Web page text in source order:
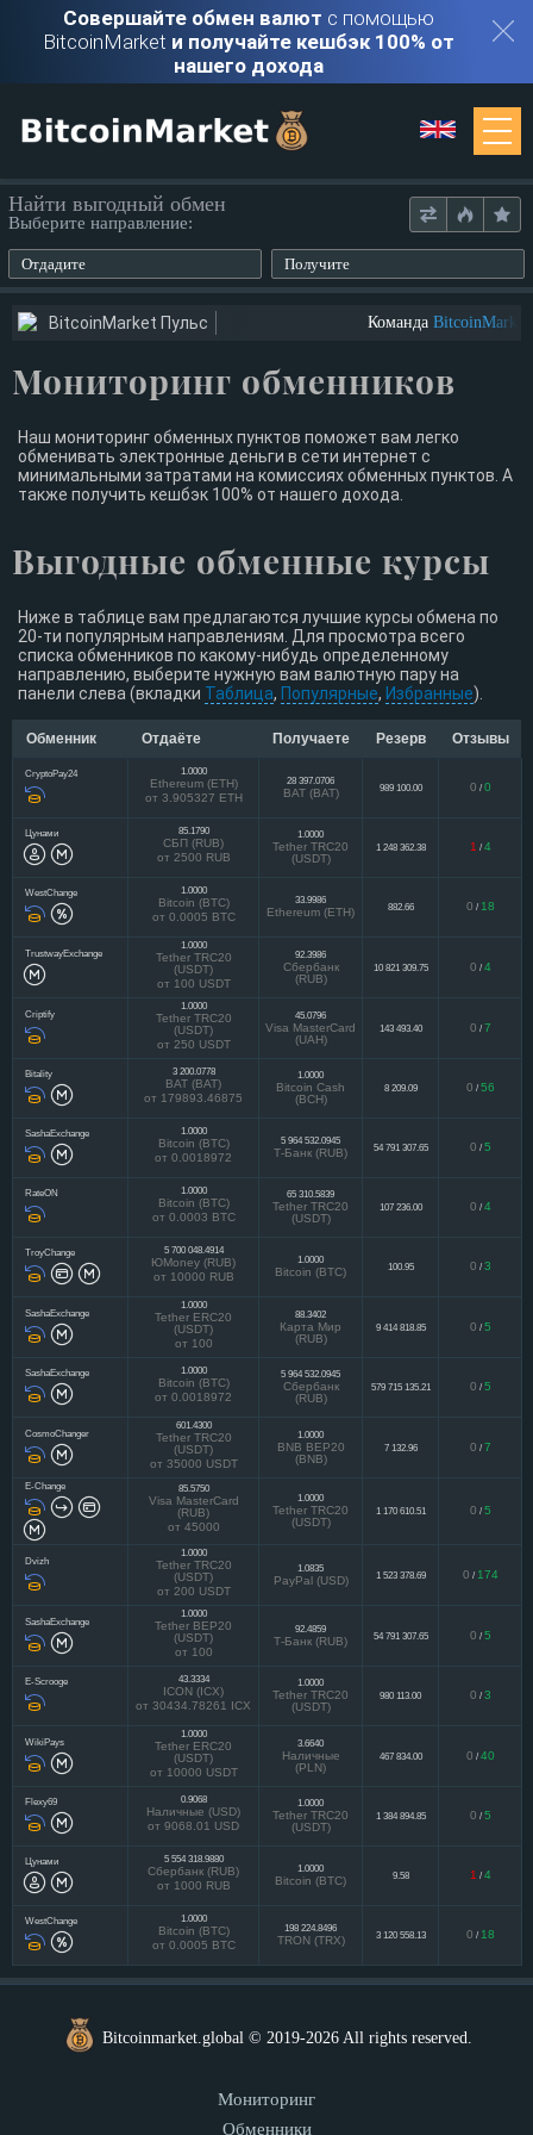
Совершайте обмен валют с помощью
BitcoinMarket и получайте кешбэк 100% от
нашего дохода
Обменники
Войти
Регистрация
Найти выгодный обмен
Выберите направление:
Отдадите Получите
BitcoinMarket Пульс КомандаBitcoinMarket
Мониторинг обменников
Наш мониторинг обменных пунктов поможет вам легко
обменивать электронные деньги в сети интернет с
минимальными затратами на комиссиях обменных пунктов. А
также получить кешбэк 100% от нашего дохода.
Выгодные обменные курсы
Ниже в таблице вам предлагаются лучшие курсы обмена по
20-ти популярным направлениям. Для просмотра всего
списка обменников по какому-нибудь определенному
направлению, выберите нужную вам валютную пару на
панели слева (вкладки Таблица, Популярные, Избранные).
Обменник Отдаёте Получаете Резерв Отзывы
CryptoPay24 1.0000
Ethereum (ETH)
от 3.905327 ETH
28 397.0706
BAT (BAT) 989 100.00 0 / 0
Цунами 85.1790
СБП (RUB)
от 2500 RUB
1.0000
Tether TRC20
(USDT)
1 248 362.38 1 / 4
WestChange 1.0000
Bitcoin (BTC)
от 0.0005 BTC
33.9986
Ethereum (ETH) 882.66 0 / 18
TrustwayExchange
1.0000
Tether TRC20
(USDT)
от 100 USDT
92.3986
Сбербанк
(RUB)
10 821 309.75 0 / 4
Criptify
1.0000
Tether TRC20
(USDT)
от 250 USDT
45.0796
Visa MasterCard
(UAH)
143 493.40 0 / 7
Bitality 3 200.0778
BAT (BAT)
от 179893.46875
1.0000
Bitcoin Cash
(BCH)
8 209.09 0 / 56
SashaExchange 1.0000
Bitcoin (BTC)
от 0.0018972
5 964 532.0945
Т-Банк (RUB) 54 791 307.65 0 / 5
RateON 1.0000
Bitcoin (BTC)
от 0.0003 BTC
65 310.5839
Tether TRC20
(USDT)
107 236.00 0 / 4
TroyChange 5 700 048.4914
ЮMoney (RUB)
от 10000 RUB
1.0000
Bitcoin (BTC) 100.95 0 / 3
SashaExchange
1.0000
Tether ERC20
(USDT)
от 100
88.3402
Карта Мир
(RUB)
9 414 818.85 0 / 5
SashaExchange 1.0000
Bitcoin (BTC)
от 0.0018972
5 964 532.0945
Сбербанк
(RUB)
579 715 135.21 0 / 5
CosmoChanger
601.4300
Tether TRC20
(USDT)
от 35000 USDT
1.0000
BNB BEP20
(BNB)
7 132.96 0 / 7
E-Change 85.5750
Visa MasterCard
(RUB)
от 45000
1.0000
Tether TRC20
(USDT)
1 170 610.51 0 / 5
Dvizh
1.0000
Tether TRC20
(USDT)
от 200 USDT
1.0835
PayPal (USD) 1 523 378.69 0 / 174
SashaExchange
1.0000
Tether BEP20
(USDT)
от 100
92.4859
Т-Банк (RUB) 54 791 307.65 0 / 5
E-Scrooge 43.3334
ICON (ICX)
от 30434.78261 ICX
1.0000
Tether TRC20
(USDT)
980 113.00 0 / 3
WikiPays
1.0000
Tether ERC20
(USDT)
от 10000 USDT
3.6640
Наличные
(PLN)
467 834.00 0 / 40
Flexy69 0.9068
Наличные (USD)
от 9068.01 USD
1.0000
Tether TRC20
(USDT)
1 384 894.85 0 / 5
Цунами 5 554 318.9880
Сбербанк (RUB)
от 1000 RUB
1.0000
Bitcoin (BTC) 9.58 1 / 4
WestChange 1.0000
Bitcoin (BTC)
от 0.0005 BTC
198 224.8496
TRON (TRX) 3 120 558.13 0 / 18
Bitcoinmarket.global © 2019-2026 All rights reserved.
Мониторинг
Обменники